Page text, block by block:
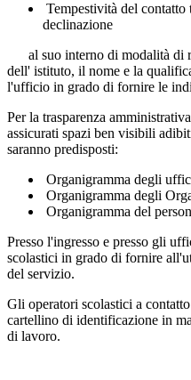
Tempestività del contatto
declinazione
al suo interno di modalità di
dell' istituto, il nome e la
l'ufficio in grado di fornire le
Per la trasparenza
assicurati spazi ben visibili
saranno predisposti:
Organigramma degli
Organigramma degli
Organigramma del
Presso l'ingresso e presso gli
scolastici in grado di fornire
del servizio.
Gli operatori scolastici a
cartellino di identificazione in
di lavoro.